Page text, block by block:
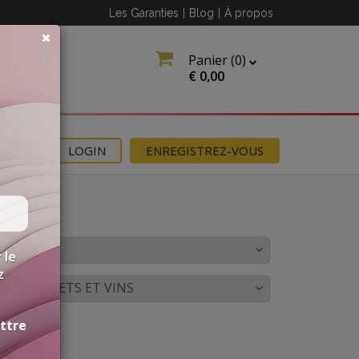
Les Garanties Blog À propos
Panier (0)
€ 0,00
ENREGISTREZ-VOUS
LOGIN
METS ET VINS
le